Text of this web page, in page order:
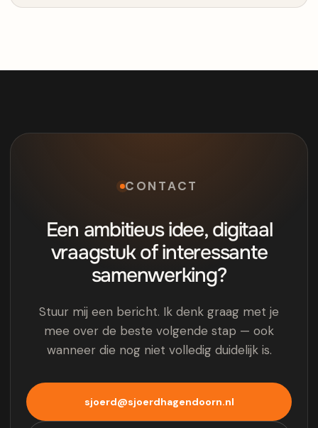
CONTACT
Een ambitieus idee, digitaal
vraagstuk of interessante
samenwerking?
Stuur mij een bericht. Ik denk graag met je
mee over de beste volgende stap — ook
wanneer die nog niet volledig duidelijk is.
sjoerd@sjoerdhagendoorn.nl